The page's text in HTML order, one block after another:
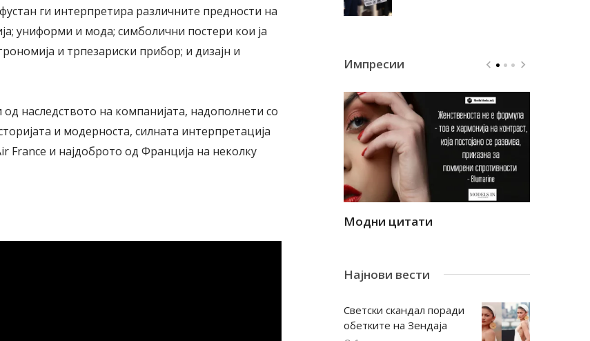
фустан ги интерпретира различните предности на
униформи и мода; симболични постери кои ја
и трпезариски прибор; и дизајн и
наследството на компанијата, надополнети со
и модерноста, силната интерпретација
France и најдоброто од Франција на неколку
Импресии
Модни цитати
Најнови вести
Светски скандал поради
обетките на Зендаја